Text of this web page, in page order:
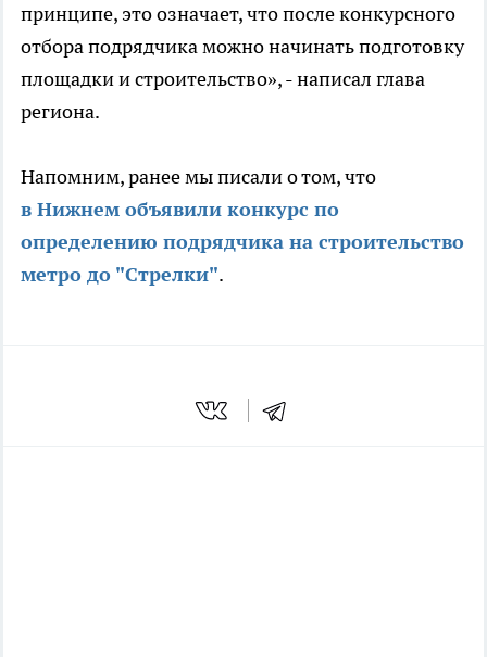
принципе, это означает, что после конкурсного
отбора подрядчика можно начинать подготовку
площадки и строительство», - написал глава
региона.
Напомним, ранее мы писали о том, что
в Нижнем объявили конкурс по
определению подрядчика на строительство
метро до "Стрелки".